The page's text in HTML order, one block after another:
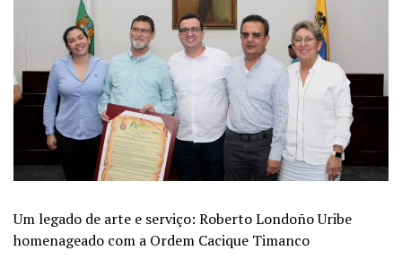
Um legado de arte e serviço: Roberto Londoño Uribe
homenageado com a Ordem Cacique Timanco